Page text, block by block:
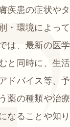
疾患の症状や
・環境によっ
は、最新の医
と同時に、生
ドバイス等、
薬の種類や治
なることや知